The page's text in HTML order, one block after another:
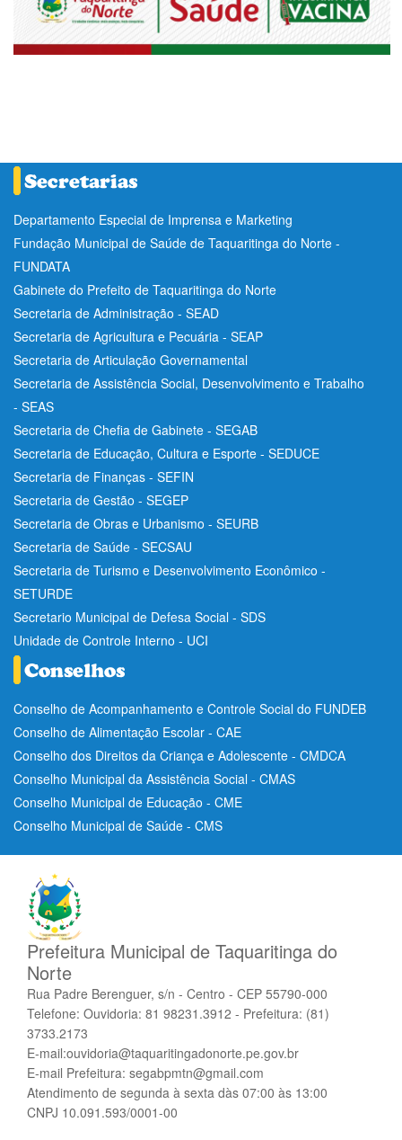
Departamento Especial de Imprensa e Marketing
Fundação Municipal de Saúde de Taquaritinga do Norte -
FUNDATA
Gabinete do Prefeito de Taquaritinga do Norte
Secretaria de Administração - SEAD
Secretaria de Agricultura e Pecuária - SEAP
Secretaria de Articulação Governamental
Secretaria de Assistência Social, Desenvolvimento e Trabalho
- SEAS
Secretaria de Chefia de Gabinete - SEGAB
Secretaria de Educação, Cultura e Esporte - SEDUCE
Secretaria de Finanças - SEFIN
Secretaria de Gestão - SEGEP
Secretaria de Obras e Urbanismo - SEURB
Secretaria de Saúde - SECSAU
Secretaria de Turismo e Desenvolvimento Econômico -
SETURDE
Secretario Municipal de Defesa Social - SDS
Unidade de Controle Interno - UCI
Conselho de Acompanhamento e Controle Social do FUNDEB
Conselho de Alimentação Escolar - CAE
Conselho dos Direitos da Criança e Adolescente - CMDCA
Conselho Municipal da Assistência Social - CMAS
Conselho Municipal de Educação - CME
Conselho Municipal de Saúde - CMS
Prefeitura Municipal de Taquaritinga do
Norte
Rua Padre Berenguer, s/n - Centro - CEP 55790-000
Telefone: Ouvidoria: 81 98231.3912 - Prefeitura: (81)
3733.2173
E-mail:ouvidoria@taquaritingadonorte.pe.gov.br
E-mail Prefeitura: segabpmtn@gmail.com
Atendimento de segunda à sexta dàs 07:00 às 13:00
CNPJ 10.091.593/0001-00